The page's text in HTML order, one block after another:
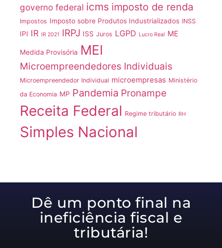
governo federal icms imposto de renda
Impostos Imposto sobre Produtos Industrializados INSS
IPI IR IR 2021 IRPJ ISS Juros LGPD Lucro Real ME
Medida Provisória MEI
Microempreendedores Individuais
Microempreendedor Individual microempresas Ministério
da Economia MP Pandemia Pronampe
Receita Federal Regime tributário RH
Simples Nacional
Dê um ponto final na
ineficiência fiscal e
tributária!